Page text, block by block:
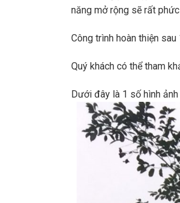
năng mở rộng sẽ rất
Công trình hoàn thiện
Quý khách có thể tham
Dưới đây là 1 số hình